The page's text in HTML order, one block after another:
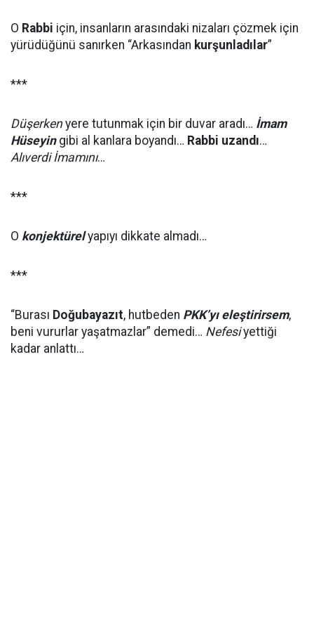
O Rabbi için, insanların arasındaki nizaları çözmek için
yürüdüğünü sanırken “Arkasından kurşunladılar”
***
Düşerkenyere tutunmak için bir duvar aradı… İmam
Hüseyingibi al kanlara boyandı… Rabbi uzandı…
Alıverdi İmamını…
***
O konjektürelyapıyı dikkate almadı…
***
“Burası Doğubayazıt, hutbeden PKK’yı eleştirirsem,
beni vururlar yaşatmazlar” demedi… Nefesiyettiği
kadar anlattı…